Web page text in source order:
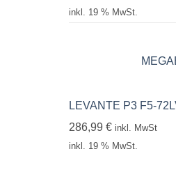
inkl. 19 % MwSt.
LEVANTE P3 F5-
286,99 € inkl. MwSt
inkl. 19 % MwSt.